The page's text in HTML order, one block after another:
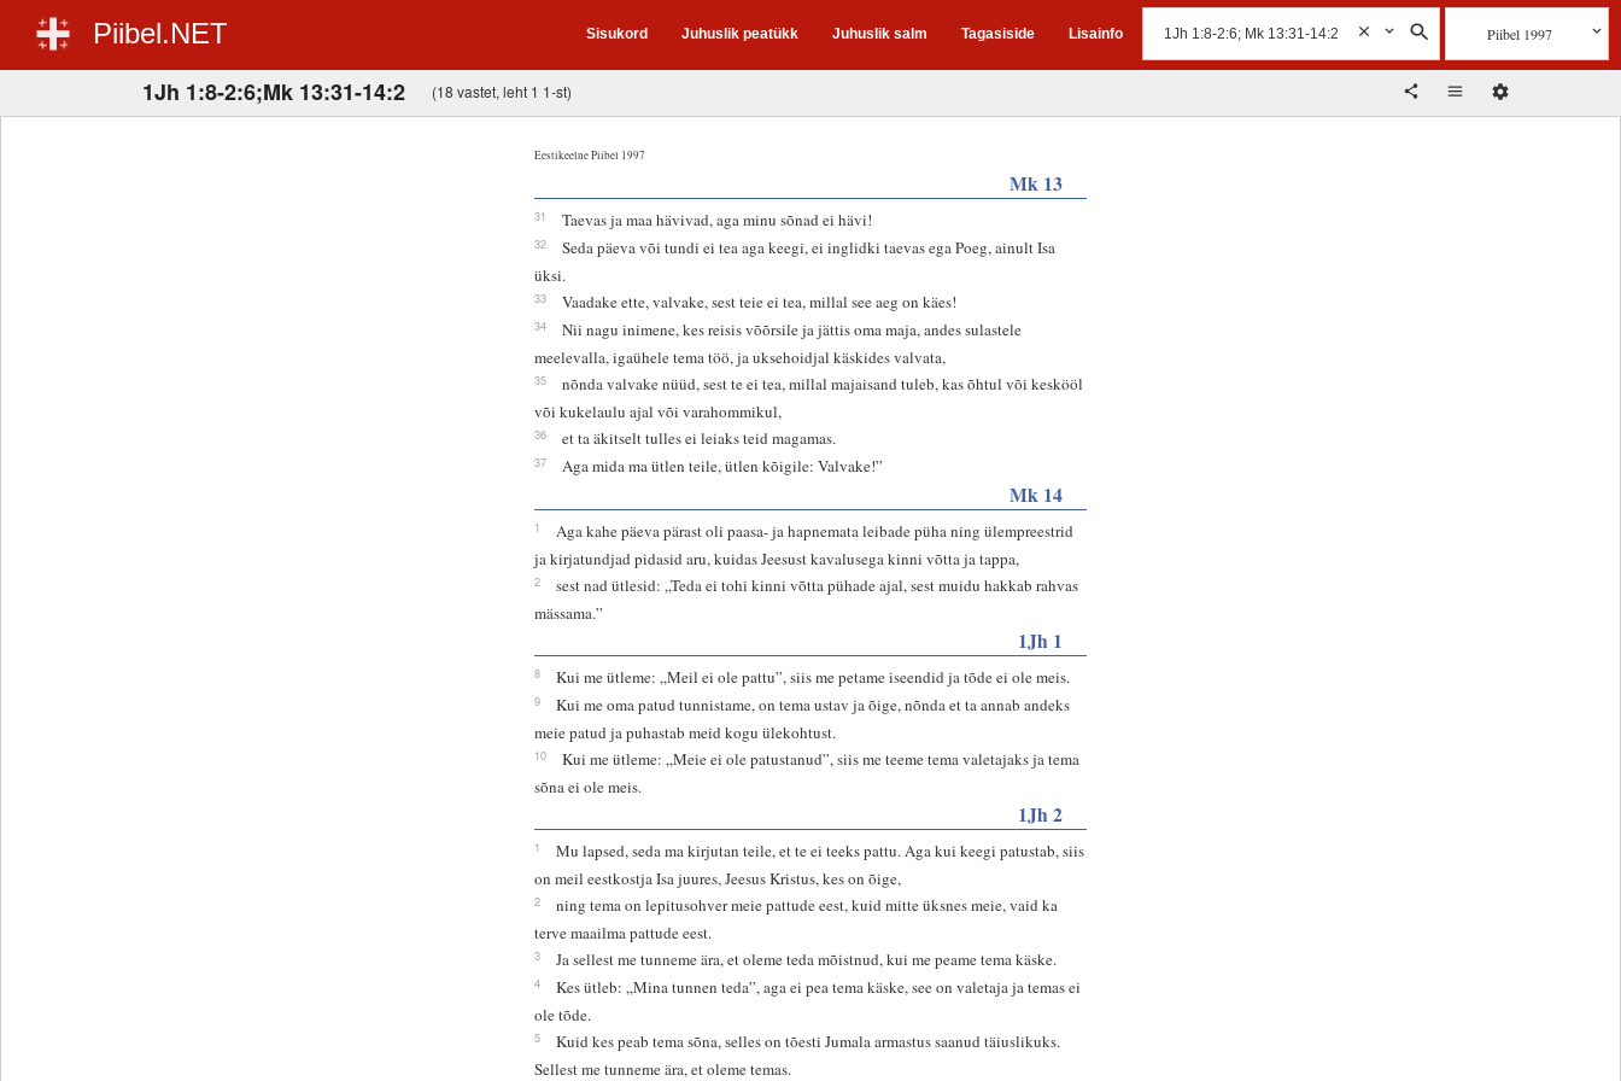
Piibel.NET Sisukord Juhuslik peatükk Juhuslik salm Tagasiside Lisainfo Piibel 1997
1Jh 1:8-2:6;Mk 13:31-14:2 (18 vastet, leht 1 1-st)
Eestikeelne Piibel 1997
Mk 13
31 Taevas ja maa hävivad, aga minu sõnad ei hävi!
32
Seda päeva või tundi ei tea aga keegi, ei inglidki taevas ega Poeg, ainult Isa
üksi.
33 Vaadake ette, valvake, sest teie ei tea, millal see aeg on käes!
34
Nii nagu inimene, kes reisis võõrsile ja jättis oma maja, andes sulastele
meelevalla, igaühele tema töö, ja uksehoidjal käskides valvata,
35
nõnda valvake nüüd, sest te ei tea, millal majaisand tuleb, kas õhtul või keskööl
või kukelaulu ajal või varahommikul,
36 et ta äkitselt tulles ei leiaks teid magamas.
37 Aga mida ma ütlen teile, ütlen kõigile: Valvake!”
Mk 14
1
Aga kahe päeva pärast oli paasa- ja hapnemata leibade püha ning ülempreestrid
ja kirjatundjad pidasid aru, kuidas Jeesust kavalusega kinni võtta ja tappa,
2
sest nad ütlesid: „Teda ei tohi kinni võtta pühade ajal, sest muidu hakkab rahvas
mässama.”
1Jh 1
8 Kui me ütleme: „Meil ei ole pattu”, siis me petame iseendid ja tõde ei ole meis.
9
Kui me oma patud tunnistame, on tema ustav ja õige, nõnda et ta annab andeks
meie patud ja puhastab meid kogu ülekohtust.
10
Kui me ütleme: „Meie ei ole patustanud”, siis me teeme tema valetajaks ja tema
sõna ei ole meis.
1Jh 2
1
Mu lapsed, seda ma kirjutan teile, et te ei teeks pattu. Aga kui keegi patustab, siis
on meil eestkostja Isa juures, Jeesus Kristus, kes on õige,
2
ning tema on lepitusohver meie pattude eest, kuid mitte üksnes meie, vaid ka
terve maailma pattude eest.
3 Ja sellest me tunneme ära, et oleme teda mõistnud, kui me peame tema käske.
4
Kes ütleb: „Mina tunnen teda”, aga ei pea tema käske, see on valetaja ja temas ei
ole tõde.
5
Kuid kes peab tema sõna, selles on tõesti Jumala armastus saanud täiuslikuks.
Sellest me tunneme ära, et oleme temas.